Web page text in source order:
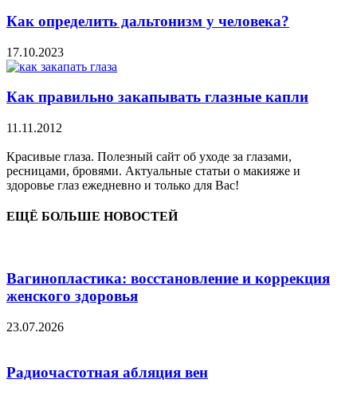
Как определить дальтонизм у человека?
17.10.2023
Как правильно закапывать глазные капли
11.11.2012
Красивые глаза. Полезный сайт об уходе за глазами,
ресницами, бровями. Актуальные статьи о макияже и
здоровье глаз ежедневно и только для Вас!
ЕЩЁ БОЛЬШЕ НОВОСТЕЙ
Вагинопластика: восстановление и коррекция
женского здоровья
23.07.2026
Радиочастотная абляция вен